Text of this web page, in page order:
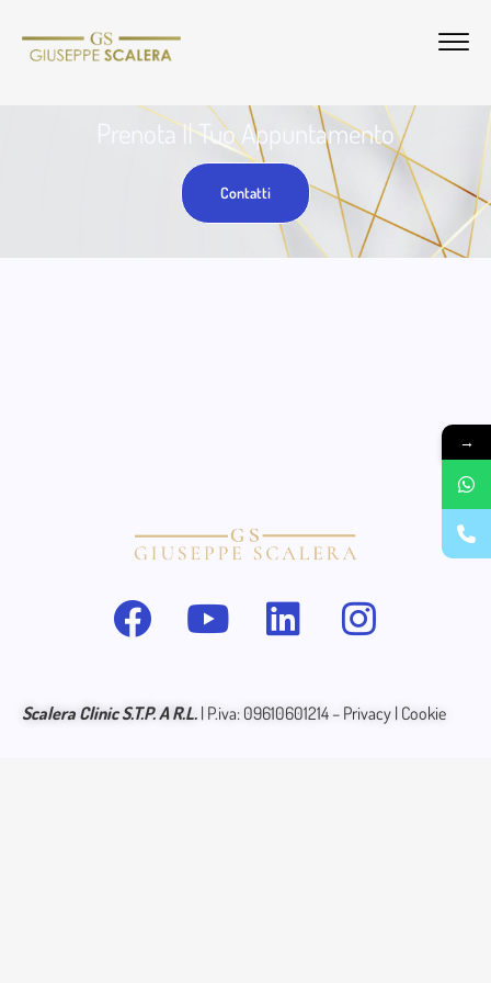
Prenota Il Tuo Appuntamento
Contatti
Scalera Clinic S.T.P. A R.L. | P.iva: 09610601214 – Privacy | Cookie
→